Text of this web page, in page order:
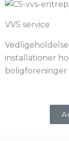
VVS service
installationer